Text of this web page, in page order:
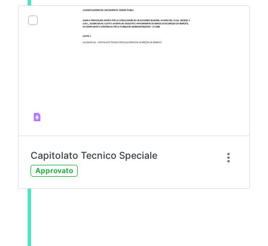
Capitolato Tecnico Speciale
Approvato